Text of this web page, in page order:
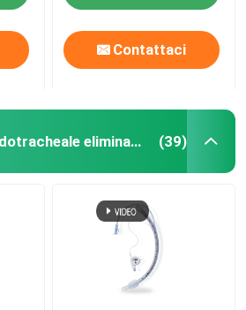
Contattaci
Metropolitana endotracheale eliminabile (39)